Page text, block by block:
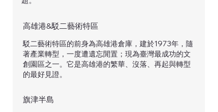
駁二藝術特區的前身為高雄港倉庫，建於1973年，隨
著產業轉型，一度遭遺忘閒置；現為臺灣最成功的文
創園區之一。它是高雄港的繁華、沒落、再起與轉型
的最好見證。
高雄港&駁二藝術特區
​旗津半島